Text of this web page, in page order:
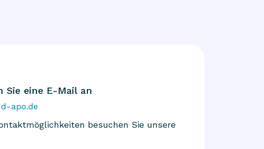
Sie eine E-Mail an
apo.de
besuchen Sie unsere